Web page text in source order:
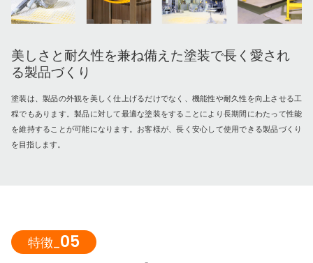
美しさと耐久性を兼ね備えた塗装で長く愛され
る製品づくり
塗装は、製品の外観を美しく仕上げるだけでなく、機能性や耐久性を向上させる工
程でもあります。製品に対して最適な塗装をすることにより長期間にわたって性能
を維持することが可能になります。お客様が、長く安心して使用できる製品づくり
を目指します。
特徴_05